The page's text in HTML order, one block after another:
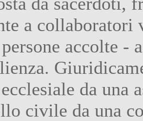
a collaboratori
accolte -
da una
civile da una